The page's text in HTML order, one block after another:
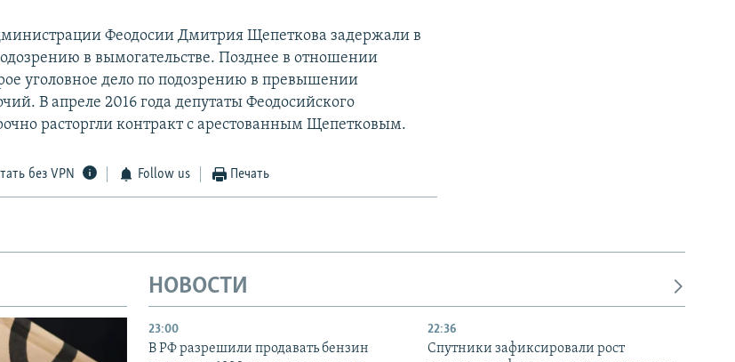
Феодосии Дмитрия Щепеткова задержали в
в вымогательстве. Позднее в отношении
уголовное дело по подозрению в превышении
В апреле 2016 года депутаты Феодосийского
расторгли контракт с арестованным Щепетковым.
без VPN Follow us Печать
НОВОСТИ
23:00
В РФ разрешили продавать бензин
22:36
Спутники зафиксировали рост